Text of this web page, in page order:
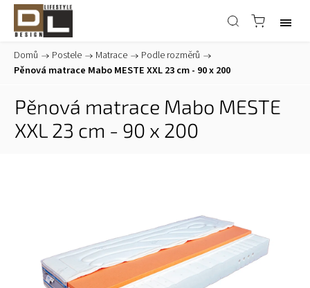
Domů / Postele / Matrace / Podle rozměrů /
Pěnová matrace Mabo MESTE XXL 23 cm - 90 x 200
Pěnová matrace Mabo MESTE
XXL 23 cm - 90 x 200